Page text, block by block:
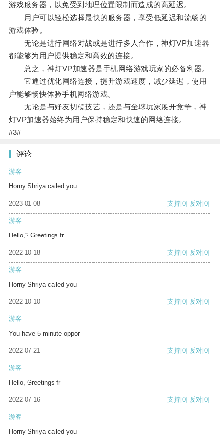
游戏服务器，以免受到地理位置限制而造成的高延迟。
用户可以轻松选择最快的服务器，享受低延迟和流畅的
游戏体验。
无论是进行网络对战或是进行多人合作，神灯VP加速器
都能够为用户提供稳定和高效的连接。
总之，神灯VP加速器是手机网络游戏玩家的必备利器。
它通过优化网络连接，提升游戏速度，减少延迟，使用
户能够畅快体验手机网络游戏。
无论是与好友切磋技艺，还是与全球玩家展开竞争，神
灯VP加速器始终为用户保持稳定和快速的网络连接。
#3#
评论
游客
Horny Shriya called you
2023-01-08 支持[0] 反对[0]
游客
Hello,? Greetings fr
2022-10-18 支持[0] 反对[0]
游客
Horny Shriya called you
2022-10-10 支持[0] 反对[0]
游客
You have 5 minute oppor
2022-07-21 支持[0] 反对[0]
游客
Hello, Greetings fr
2022-07-16 支持[0] 反对[0]
游客
Horny Shriya called you